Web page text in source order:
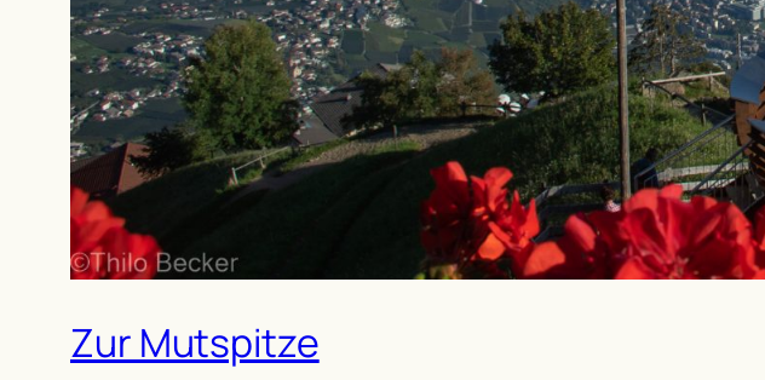
Zur Mutspitze